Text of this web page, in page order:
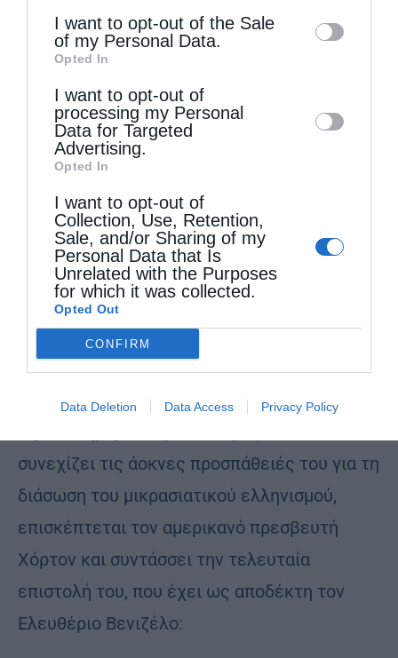
information may also be disclosed by us to
third parties on theIAB’s List of
Downstream Participants
disclose it to other third parties.
I want to opt-out of the Sale
of my Personal Data.
Opted In
I want to opt-out of
processing my Personal
Data for Targeted
Advertising.
Opted In
I want to opt-out of
Collection, Use, Retention,
Sale, and/or Sharing of my
Personal Data that Is
Unrelated with the Purposes
for which it was collected.
Opted Out
CONFIRM
Data Deletion Data Access Privacy Policy
ολιγοπιστώμεν…»
Στις 25 Αυγούστου η στρατιωτική εκκένωση
έχει ολοκληρωθεί και οι πρόσφυγες
καταβάλλουν αγωνιώδεις προσπάθειες να
επιβιβαστούν σε πλοία. Ο Γεώργιος
Χατζανέστης, αντιστράτηγος και διοικητής
της Στρατιάς της Μικράς Ασίας, που έχει
δηλώσει πριν από τρεις μόλις ημέρες σε
εφημερίδα της Σμύρνης ότι οι Τούρκοι δε θα
μπορέσουν να εισέλθουν στην πρωτεύουσα
της Ιωνίας ούτε ύστερα από δέκα μήνες,
συνεχίζει τις άοκνες προσπάθειές του για τη
διάσωση του μικρασιατικού ελληνισμού,
επισκέπτεται τον αμερικανό πρεσβευτή
Χόρτον και συντάσσει την τελευταία
επιστολή του, που έχει ως αποδέκτη τον
Ελευθέριο Βενιζέλο: